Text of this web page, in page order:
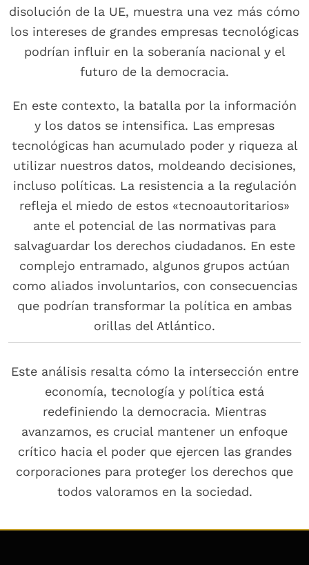
disolución de la UE, muestra una vez más cómo
los intereses de grandes empresas tecnológicas
podrían influir en la soberanía nacional y el
futuro de la democracia.
En este contexto, la batalla por la información
y los datos se intensifica. Las empresas
tecnológicas han acumulado poder y riqueza al
utilizar nuestros datos, moldeando decisiones,
incluso políticas. La resistencia a la regulación
refleja el miedo de estos «tecnoautoritarios»
ante el potencial de las normativas para
salvaguardar los derechos ciudadanos. En este
complejo entramado, algunos grupos actúan
como aliados involuntarios, con consecuencias
que podrían transformar la política en ambas
orillas del Atlántico.
Este análisis resalta cómo la intersección entre
economía, tecnología y política está
redefiniendo la democracia. Mientras
avanzamos, es crucial mantener un enfoque
crítico hacia el poder que ejercen las grandes
corporaciones para proteger los derechos que
todos valoramos en la sociedad.